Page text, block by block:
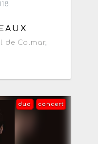
de Colmar,
concert
duo